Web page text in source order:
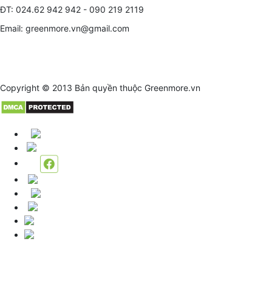
ĐT: 024.62 942 942 - 090 219 2119
Email: greenmore.vn@gmail.com
Copyright © 2013 Bản quyền thuộc Greenmore.vn